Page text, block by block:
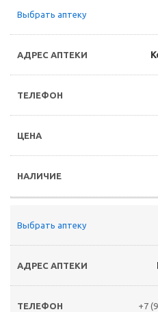
Выбрать аптеку
Выбрать аптеку
+7